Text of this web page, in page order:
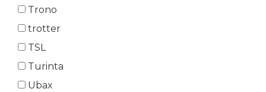
Trono
trotter
TSL
Turinta
Ubax